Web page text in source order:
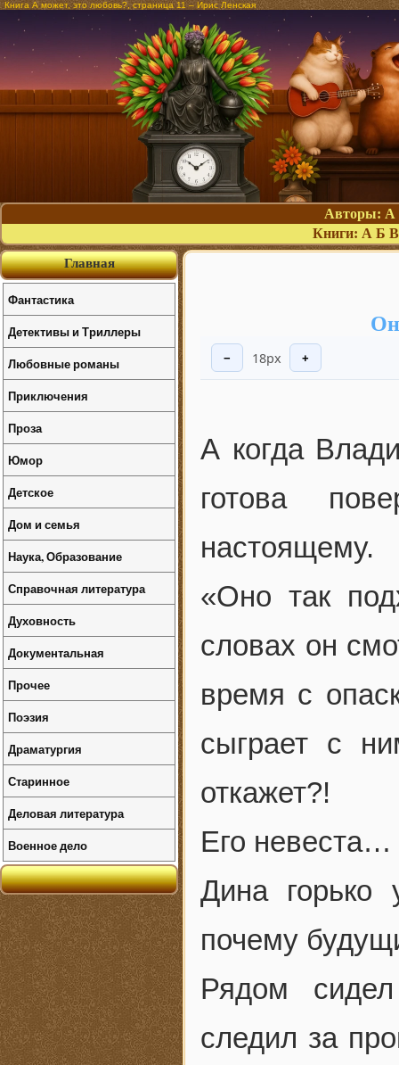
Книга А может, это любовь?, страница 11 – Ирис Ленская
Авторы: А
Книги: А Б В
− 18px +
А когда
готова
настоящему.
«Оно так
словах он
время с
сыграет с
откажет?!
Его
Дина горько
почему
Рядом
следил за
Главная
Фантастика
Детективы и Триллеры
Любовные романы
Приключения
Проза
Юмор
Детское
Дом и семья
Наука, Образование
Справочная литература
Духовность
Документальная
Прочее
Поэзия
Драматургия
Старинное
Деловая литература
Военное дело